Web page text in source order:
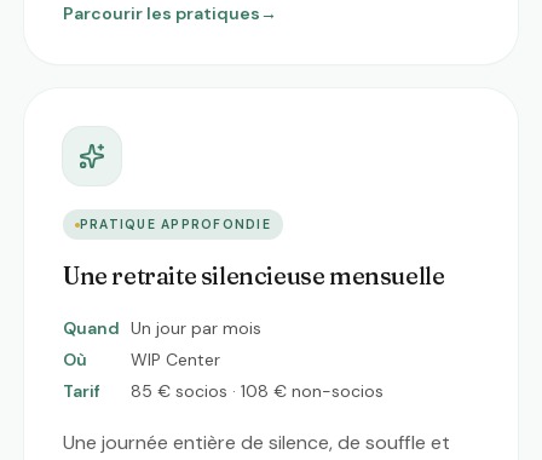
Parcourir les pratiques→
PRATIQUE APPROFONDIE
Une retraite silencieuse mensuelle
Quand Un jour par mois
Où
WIP Center
Tarif
85 € socios · 108 € non-socios
Une journée entière de silence, de souffle et